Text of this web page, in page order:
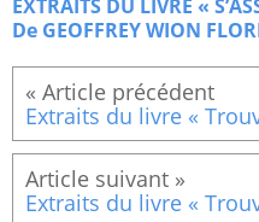
EXTRAITS DU LIVRE «
De GEOFFREY WION